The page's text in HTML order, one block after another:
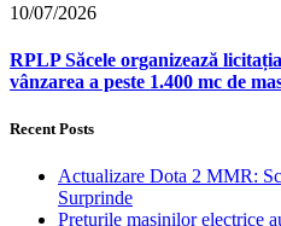
10/07/2026
RPLP Săcele organizează
vânzarea a peste 1.400 mc de
Recent Posts
Actualizare Dota 2 MMR:
Surprinde
Prețurile mașinilor electrice